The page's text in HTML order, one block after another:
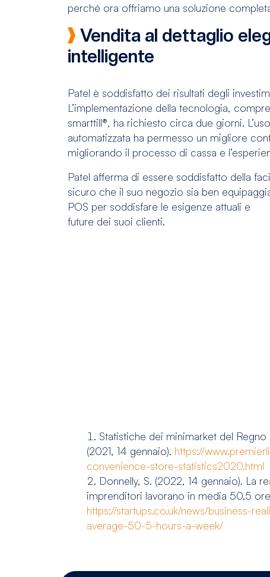
perché ora offriamo una soluzione
Vendita al dettaglio
intelligente
Patel è soddisfatto dei risultati degli
L’implementazione della tecnologia,
smarttill®, ha richiesto circa due giorni.
automatizzata ha permesso un migliore
migliorando il processo di cassa e
Patel afferma di essere soddisfatto della
sicuro che il suo negozio sia ben
POS per soddisfare le esigenze attuali e
future dei suoi clienti.
Statistiche dei minimarket del
(2021, 14 gennaio). https://
convenience-store-statistics2020.html
Donnelly, S. (2022, 14 gennaio). La
imprenditori lavorano in media 50,5
https://startups.co.uk/news/business-
average-50-5-hours-a-week/